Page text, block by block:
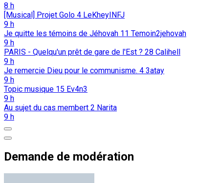
8 h
[Musical] Projet Golo 4 LeKheyINFJ
9 h
Je quitte les témoins de Jéhovah 11 Temoin2jehovah
9 h
PARIS - Quelqu'un prêt de gare de l'Est ? 28 Calihell
9 h
Je remercie Dieu pour le communisme. 4 3atay
9 h
Topic musique 15 Ev4n3
9 h
Au sujet du cas membert 2 Narita
9 h
Demande de modération